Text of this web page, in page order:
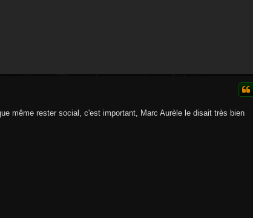
même rester social, c'est important, Marc Aurèle le disait très bien